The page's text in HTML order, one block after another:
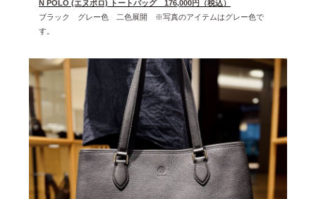
2025年9月 [8]
2025年7月 [3]
2025年6月 [3]
2025年5月 [3]
2025年4月 [7]
2025年3月 [1]
2025年2月 [5]
N POLO (エヌポロ) トートバッグ 176,000円（税込）
ブラック グレー色 二色展開 ※写真のアイテムはグレー色で
す。